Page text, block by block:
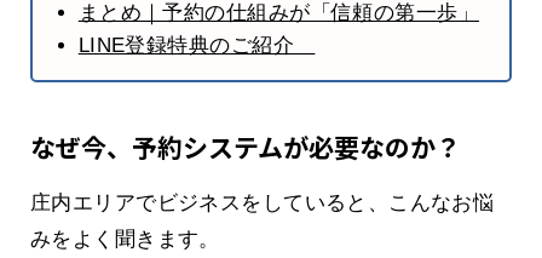
まとめ｜予約の仕組みが「信頼の第一歩」
LINE登録特典のご紹介
なぜ今、予約システムが必要なのか？
庄内エリアでビジネスをしていると、こんなお悩
みをよく聞きます。